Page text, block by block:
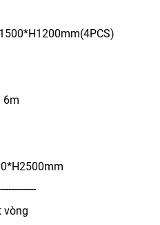
6m
vòng